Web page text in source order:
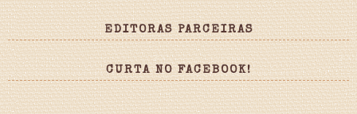
EDITORAS PARCEIRAS
CURTA NO FACEBOOK!